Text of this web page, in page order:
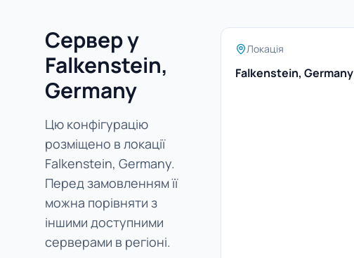
Сервер у
Falkenstein,
Germany
Цю конфігурацію
розміщено в локації
Falkenstein, Germany.
Перед замовленням її
можна порівняти з
іншими доступними
серверами в регіоні.
Локація
Falkenstein, Germany